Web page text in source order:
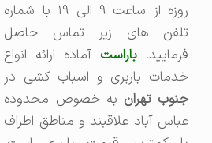
روزه از ساعت ۹ الی ۱۹ با شماره
تلفن های زیر تماس حاصل
فرمایید.باراستآماده ارائه انواع
خدمات باربری و اسباب کشی در
جنوب تهرانبه خصوص محدوده
عباس آباد علاقبند و مناطق اطراف